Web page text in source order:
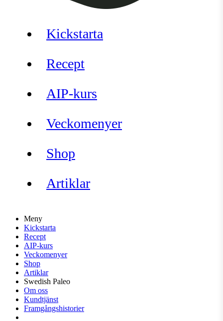
Kickstarta
Recept
AIP-kurs
Veckomenyer
Shop
Artiklar
Meny
Kickstarta
Recept
AIP-kurs
Veckomenyer
Shop
Artiklar
Swedish Paleo
Om oss
Kundtjänst
Framgångshistorier